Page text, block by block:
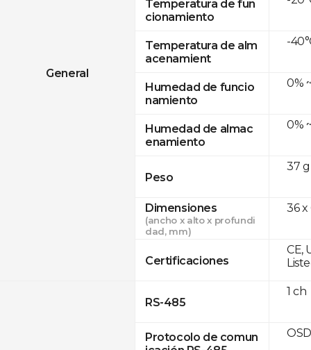
General
Temperatura de fun
cionamiento
Temperatura de alm
acenamient
Humedad de funcio
namiento
Humedad de almac
enamiento
Peso
Dimensiones
(ancho x alto x profundi
dad, mm)
Certificaciones
RS-485
Protocolo de comun
-
0%
0%
37 g
36 x
CE,
1 ch